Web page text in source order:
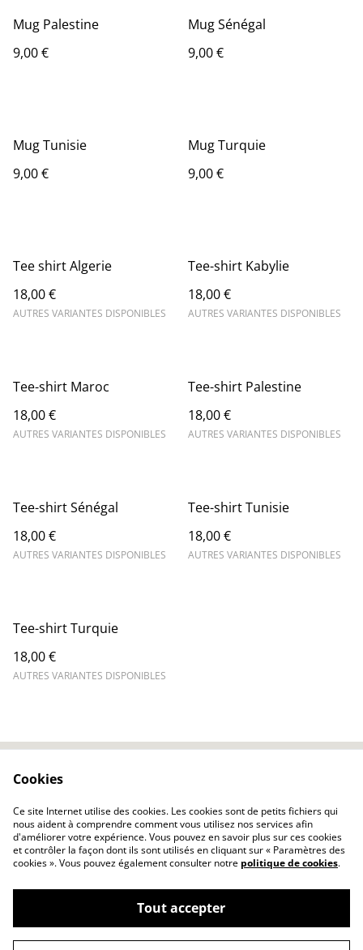
Mug Palestine
9,00 €
Mug Sénégal
9,00 €
Mug Tunisie
9,00 €
Mug Turquie
9,00 €
Tee shirt Algerie
18,00 €
AUTRES VARIANTES DISPONIBLES
Tee-shirt Kabylie
18,00 €
AUTRES VARIANTES DISPONIBLES
Tee-shirt Maroc
18,00 €
AUTRES VARIANTES DISPONIBLES
Tee-shirt Palestine
18,00 €
AUTRES VARIANTES DISPONIBLES
Tee-shirt Sénégal
18,00 €
AUTRES VARIANTES DISPONIBLES
Tee-shirt Tunisie
18,00 €
AUTRES VARIANTES DISPONIBLES
Tee-shirt Turquie
18,00 €
AUTRES VARIANTES DISPONIBLES
Politique de
confidentialité
Politique de cookies
©2026L'ATELIER ECOR
Cookies
Ce site Internet utilise des cookies. Les cookies sont de petits fichiers qui
nous aident à comprendre comment vous utilisez nos services afin
d'améliorer votre expérience. Vous pouvez en savoir plus sur ces cookies
et contrôler la façon dont ils sont utilisés en cliquant sur « Paramètres des
cookies ». Vous pouvez également consulter notre politique de cookies.
Tout accepter